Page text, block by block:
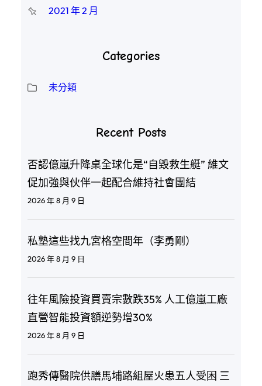
2021 年 2 月
Categories
未分類
Recent Posts
否認億嵐升降桌全球化是“自毀救生艇” 維文
促加強與伙伴一起配合維持社會團結
2026 年 8 月 9 日
私塾這些找九宮格空間年（李勇剛）
2026 年 8 月 9 日
往年風險投資買賣宗數跌35% 人工億嵐工廠
直營智能投資額逆勢增30%
2026 年 8 月 9 日
跑秀傳醫院供膳馬埔路組屋火患五人受困 三